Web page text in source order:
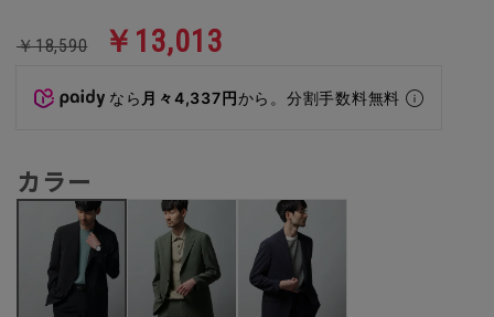
￥18,590 ￥13,013
なら 月々4,337円から。分割手数料無料
カラー